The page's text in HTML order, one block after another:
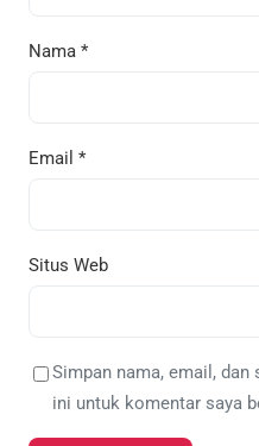
Nama *
Email *
Situs Web
Simpan nama, email, dan
ini untuk komentar saya